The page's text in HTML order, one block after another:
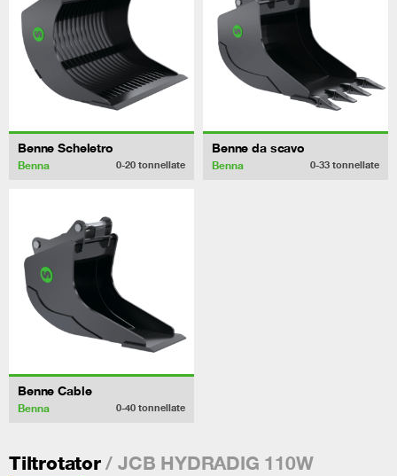
Benne Scheletro
Benna 0-20 tonnellate
Benne da scavo
Benna 0-33 tonnellate
Benne Cable
Benna 0-40 tonnellate
Tiltrotator/ JCB HYDRADIG 110W